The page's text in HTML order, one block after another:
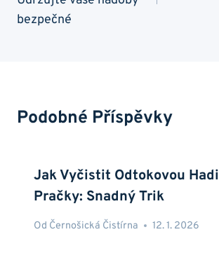
bezpečné
Podobné Příspěvky
Jak Vyčistit Odtokovou
Pračky: Snadný Trik
Od Černošická Čistírna 12. 1. 2026